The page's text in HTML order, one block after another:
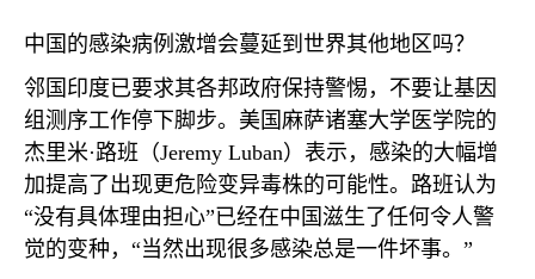
中国的感染病例激增会蔓延到世界其他地区吗？
邻国印度已要求其各邦政府保持警惕，不要让基因
组测序工作停下脚步。美国麻萨诸塞大学医学院的
杰里米·路班（Jeremy Luban）表示，感染的大幅增
加提高了出现更危险变异毒株的可能性。路班认为
“没有具体理由担心”已经在中国滋生了任何令人警
觉的变种，“当然出现很多感染总是一件坏事。”